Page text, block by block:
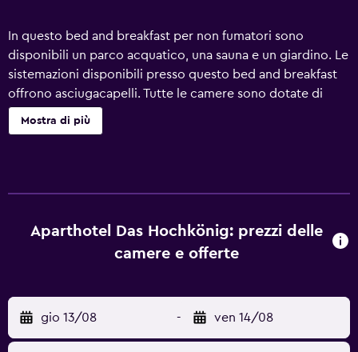
In questo bed and breakfast per non fumatori sono
disponibili un parco acquatico, una sauna e un giardino. Le
sistemazioni disponibili presso questo bed and breakfast
offrono asciugacapelli. Tutte le camere sono dotate di
balcone. Inoltre disponibili: scrivania e cassaforte. I bagni
sono dotati di doccia. I servizi ricreativi di un bed and
Mostra di più
Aparthotel Das Hochkönig: prezzi delle
camere e offerte
gio 13/08 - ven 14/08